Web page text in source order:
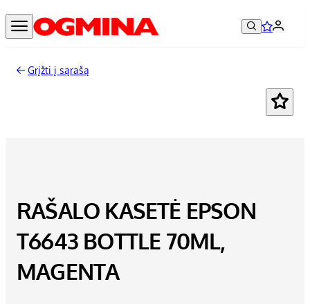
Grįžti į sąrašą
RAŠALO KASETĖ EPSON
T6643 BOTTLE 70ML,
MAGENTA